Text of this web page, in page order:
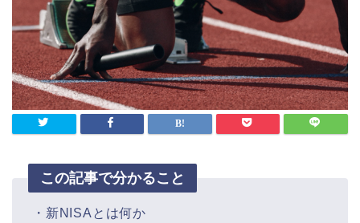
この記事で分かること
・新NISAとは何か